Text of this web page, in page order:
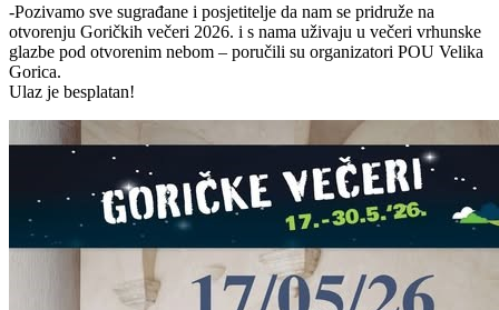
-Pozivamo sve sugrađane i posjetitelje da nam se pridruže na
otvorenju Goričkih večeri 2026. i s nama uživaju u večeri vrhunske
glazbe pod otvorenim nebom – poručili su organizatori POU Velika
Gorica.
Ulaz je besplatan!